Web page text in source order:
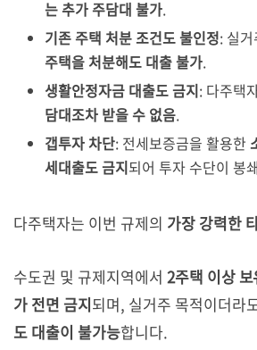
는 추가 주담대 불가.
기존 주택 처분 조건도 불인정: 실
주택을 처분해도 대출 불가.
생활안정자금 대출도 금지: 다주택
담대조차 받을 수 없음.
갭투자 차단: 전세보증금을 활용한
세대출도 금지되어 투자 수단이 봉
다주택자는 이번 규제의 가장 강력한
수도권 및 규제지역에서 2주택 이상
가 전면 금지되며, 실거주 목적이더라
도 대출이 불가능합니다.